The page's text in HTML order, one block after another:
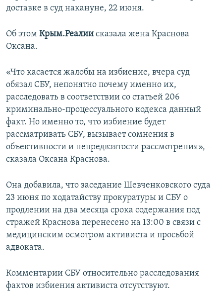
доставке в суд накануне, 22 июня.
Об этом Крым.Реалии сказала жена Краснова
Оксана.
«Что касается жалобы на избиение, вчера суд
обязал СБУ, непонятно почему именно их,
расследовать в соответствии со статьей 206
криминально-процессуального кодекса данный
факт. Но именно то, что избиение будет
рассматривать СБУ, вызывает сомнения в
объективности и непредвзятости рассмотрения», –
сказала Оксана Краснова.
Она добавила, что заседание Шевченковского суда
23 июня по ходатайству прокуратуры и СБУ о
продлении на два месяца срока содержания под
стражей Краснова перенесено на 13:00 в связи с
медицинским осмотром активиста и просьбой
адвоката.
Комментарии СБУ относительно расследования
фактов избиения активиста отсутствуют.